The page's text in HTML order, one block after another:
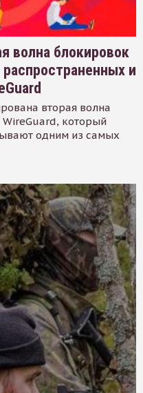
волна блокировок
и
вторая волна
WireGuard, который
одним из самых